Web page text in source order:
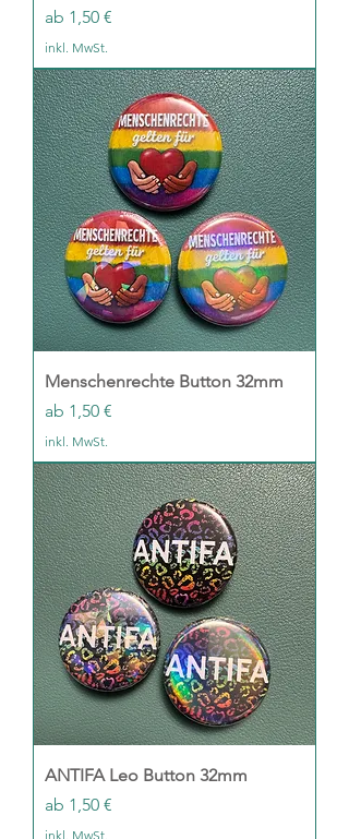
ab 1,50 €
Sale-Preis
inkl. MwSt.
Menschenrechte Button 32mm
ab 1,50 €
Sale-Preis
inkl. MwSt.
ANTIFA Leo Button 32mm
ab 1,50 €
Sale-Preis
inkl. MwSt.